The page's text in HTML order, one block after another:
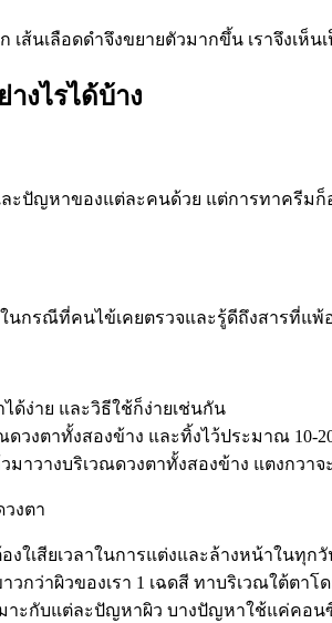
เส้นเลือดดำจึงขยายตัวมากขึ้น เราจึงเห็น
งไรได้บ้าง
ะปัญหาของแต่ละคนด้วย แต่การทาครีม
นกรณีที่คนไข้เคยตรวจและรู้ดีถึงสารที่แ
ด้ง่าย และวิธีใช้ก็ง่ายเช่นกัน
งตาทั้งสองข้าง และทิ้งไว้ประมาณ 10-
มาวางบริเวณดวงตาทั้งสองข้าง แตงกว
งตา
ใเสียเวลาในการแต่งและล้างหน้าในทุก
กว่าผิวของเรา 1 เฉดสี ทาบริเวณใต้ต
าะกับแต่ละปัญหาผิว บางปัญหาใช้แค่คอ